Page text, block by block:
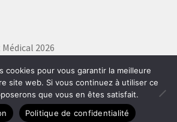
2026
cookies pour vous garantir la meilleure
site web. Si vous continuez à utiliser ce
que vous en êtes satisfait.
Politique de confidentialité